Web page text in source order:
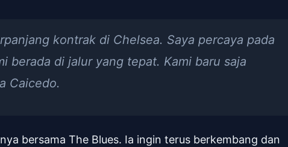
kontrak di Chelsea. Saya percaya pada
berada di jalur yang tepat. Kami baru saja
Caicedo.
bersama The Blues. Ia ingin terus berkembang dan